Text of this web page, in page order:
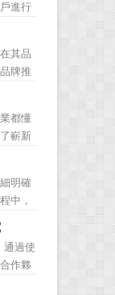
進行
矢的
地投
體支
其品
牌推
區而
不清
前，
都懂
嶄新
正的
費者
的事
明確
中，
劃不
是新
賴又
過使
作夥
的電